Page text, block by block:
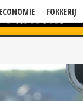
ECONOMIE FOKKERIJ